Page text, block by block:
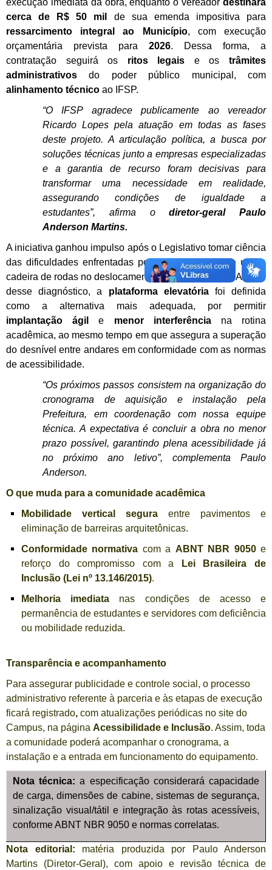
execução imediata da obra, enquanto o vereador destinará
cerca de R$ 50 mil
de sua emenda impositiva para
ressarcimento integral ao Município, com execução
orçamentária prevista para 2026. Dessa forma, a
contratação seguirá os ritos legais e ostrâmites
administrativos do poder público municipal, com
alinhamento técnico ao IFSP.
“O IFSP agradece publicamente ao vereador
Ricardo Lopes pela atuação em todas as fases
deste projeto. A articulação política, a busca por
soluções técnicas junto a empresas especializadas
e a garantia de recurso foram decisivas para
transformar uma necessidade em realidade,
assegurando condições de igualdade a
estudantes”, afirma odiretor-geral Paulo
Anderson Martins.
A iniciativa ganhou impulso após o Legislativo tomar ciência
das dificuldades enfrentadas por um estudante que utiliza
cadeira de rodas no deslocamento entre pavimentos. A partir
desse diagnóstico, a plataforma elevatória foi definida
como a alternativa mais adequada, por permitir
implantação ágil
e menor interferênciana rotina
acadêmica, ao mesmo tempo em que assegura a superação
do desnível entre andares em conformidade com as normas
de acessibilidade.
“Os próximos passos consistem na organização do
cronograma de aquisição e instalação pela
Prefeitura, em coordenação com nossa equipe
técnica. A expectativa é concluir a obra no menor
prazo possível, garantindo plena acessibilidade já
no próximo ano letivo”, complementa Paulo
Anderson.
O que muda para a comunidade acadêmica
Mobilidade vertical segura entre pavimentos e
eliminação de barreiras arquitetônicas.
Conformidade normativa com a ABNT NBR 9050e
reforço do compromisso com a
Lei Brasileira de
Inclusão (Lei nº 13.146/2015).
Melhoria imediata nas condições de acesso e
permanência de estudantes e servidores com deficiência
ou mobilidade reduzida.
Transparência e acompanhamento
Para assegurar publicidade e controle social, o processo
administrativo referente à parceria e às etapas de execução
ficará registrado, com atualizações periódicas no site do
Campus, na página Acessibilidade e Inclusão. Assim, toda
a comunidade poderá acompanhar o cronograma, a
instalação e a entrada em funcionamento do equipamento.
Nota técnica:a especificação considerará capacidade
de carga, dimensões de cabine, sistemas de segurança,
sinalização visual/tátil e integração às rotas acessíveis,
conforme ABNT NBR 9050 e normas correlatas.
Nota editorial: matéria produzida por Paulo Anderson
Martins (Diretor-Geral), com apoio e revisão técnica de